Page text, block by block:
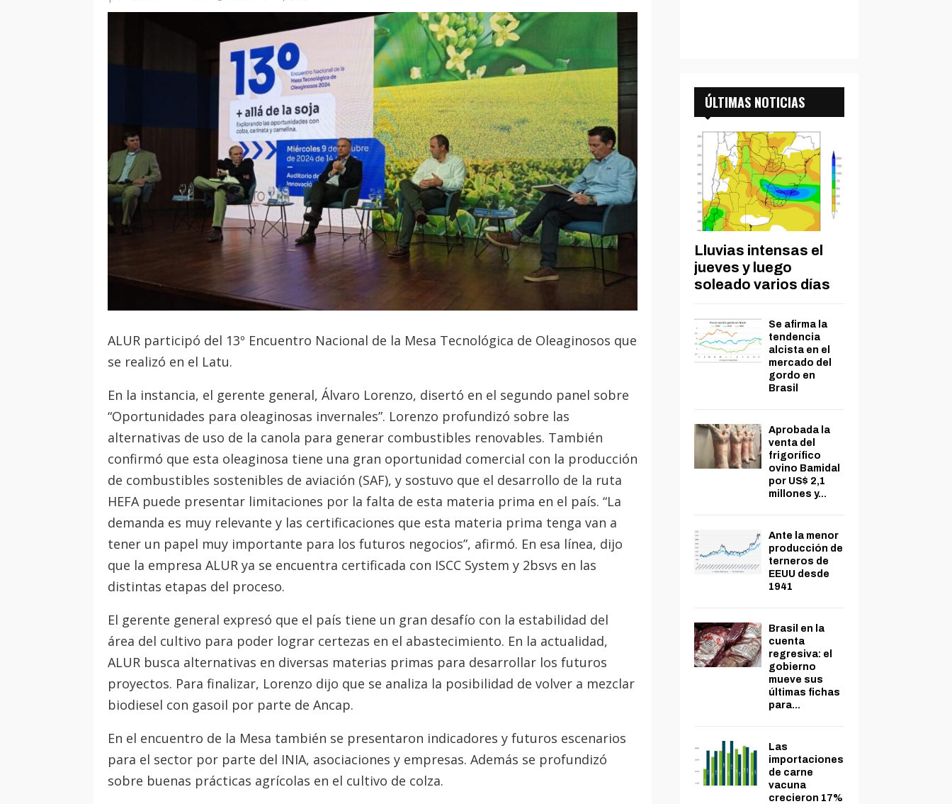
ALUR participó del 13º Encuentro Nacional de la Mesa Tecnológica de Oleaginosos que
se realizó en el Latu.
En la instancia, el gerente general, Álvaro Lorenzo, disertó en el segundo panel sobre
“Oportunidades para oleaginosas invernales”. Lorenzo profundizó sobre las
alternativas de uso de la canola para generar combustibles renovables. También
confirmó que esta oleaginosa tiene una gran oportunidad comercial con la producción
de combustibles sostenibles de aviación (SAF), y sostuvo que el desarrollo de la ruta
HEFA puede presentar limitaciones por la falta de esta materia prima en el país. “La
demanda es muy relevante y las certificaciones que esta materia prima tenga van a
tener un papel muy importante para los futuros negocios”, afirmó. En esa línea, dijo
que la empresa ALUR ya se encuentra certificada con ISCC System y 2bsvs en las
distintas etapas del proceso.
El gerente general expresó que el país tiene un gran desafío con la estabilidad del
área del cultivo para poder lograr certezas en el abastecimiento. En la actualidad,
ALUR busca alternativas en diversas materias primas para desarrollar los futuros
proyectos. Para finalizar, Lorenzo dijo que se analiza la posibilidad de volver a mezclar
biodiesel con gasoil por parte de Ancap.
En el encuentro de la Mesa también se presentaron indicadores y futuros escenarios
para el sector por parte del INIA, asociaciones y empresas. Además se profundizó
sobre buenas prácticas agrícolas en el cultivo de colza.
ÚLTIMAS NOTICIAS
Lluvias intensas el
jueves y luego
soleado varios días
Se afirma la
tendencia
alcista en el
mercado del
gordo en
Brasil
Aprobada la
venta del
frigorífico
ovino Bamidal
por US$ 2,1
millones y...
Ante la menor
producción de
terneros de
EEUU desde
1941
Brasil en la
cuenta
regresiva: el
gobierno
mueve sus
últimas fichas
para...
Las
importaciones
de carne
vacuna
crecieron 17%